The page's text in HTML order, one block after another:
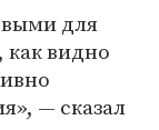
для
как видно
— сказал